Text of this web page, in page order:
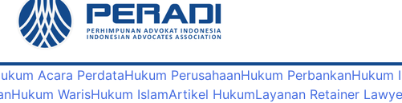
Acara PerdataHukum PerusahaanHukum PerbankanHukum
Hukum WarisHukum IslamArtikel HukumLayanan Retainer